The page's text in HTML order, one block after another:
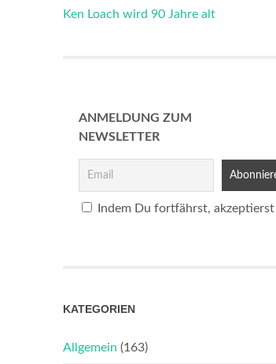
Ken Loach wird 90 Jahre alt
ANMELDUNG ZUM
NEWSLETTER
Indem Du fortfährst,
KATEGORIEN
Allgemein (163)